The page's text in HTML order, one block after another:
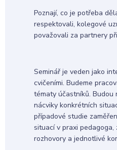
Poznají, co je potřeba
respektovali, kolegové
považovali za partnery
Seminář je veden jako
cvičeními. Budeme
tématy účastníků. Budou
nácviky konkrétních
případové studie
situací v praxi
rozhovory a jednotlivé